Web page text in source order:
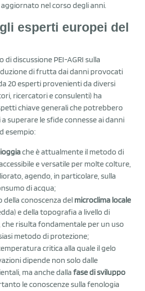
nel corso degli anni.
esperti europei del
di discussione PEI-AGRI sulla
di frutta dai danni provocati
20 esperti provenienti da diversi
ricercatori e consulenti) ha
chiave generali che potrebbero
superare le sfide connesse ai danni
esempio:
che è attualmente il metodo di
e versatile per molte colture,
agendo, in particolare, sulla
di acqua;
della conoscenza del microclima locale
e della topografia a livello di
risulta fondamentale per un uso
metodo di protezione;
critica alla quale il gelo
dipende non solo dalle
ma anche dalla fase di sviluppo
le conoscenze sulla fenologia